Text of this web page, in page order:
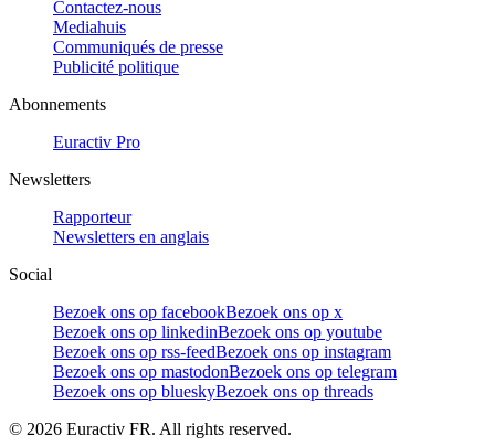
Contactez-nous
Mediahuis
Communiqués de presse
Publicité politique
Abonnements
Euractiv Pro
Newsletters
Rapporteur
Newsletters en anglais
Social
Bezoek ons op facebookBezoek ons op x
Bezoek ons op linkedinBezoek ons op youtube
Bezoek ons op rss-feedBezoek ons op instagram
Bezoek ons op mastodonBezoek ons op telegram
Bezoek ons op blueskyBezoek ons op threads
© 2026 Euractiv FR. All rights reserved.